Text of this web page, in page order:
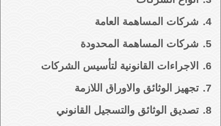
4.
شركات المساهمة العامة
5.
شركات المساهمة المحدودة
6.
الاجراءات القانونية لتأسيس الشركات
7.
تجهيز الوثائق والاوراق اللازمة
8.
تصديق الوثائق والتسجيل القانوني